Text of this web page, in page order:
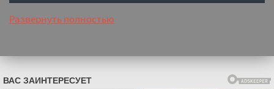
Развернуть полностью